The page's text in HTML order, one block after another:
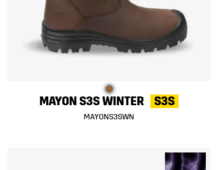
MAYON S3S WINTER S3S
MAYONS3SWN